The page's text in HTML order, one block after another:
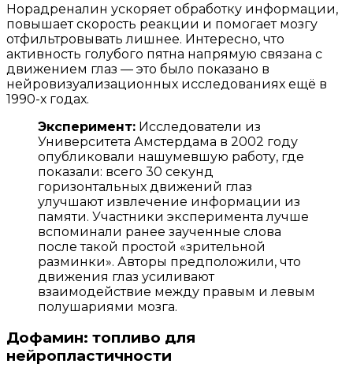
Норадреналин ускоряет обработку информации,
повышает скорость реакции и помогает мозгу
отфильтровывать лишнее. Интересно, что
активность голубого пятна напрямую связана с
движением глаз — это было показано в
нейровизуализационных исследованиях ещё в
1990-х годах.
Эксперимент: Исследователи из
Университета Амстердама в 2002 году
опубликовали нашумевшую работу, где
показали: всего 30 секунд
горизонтальных движений глаз
улучшают извлечение информации из
памяти. Участники эксперимента лучше
вспоминали ранее заученные слова
после такой простой «зрительной
разминки». Авторы предположили, что
движения глаз усиливают
взаимодействие между правым и левым
полушариями мозга.
Дофамин: топливо для
нейропластичности